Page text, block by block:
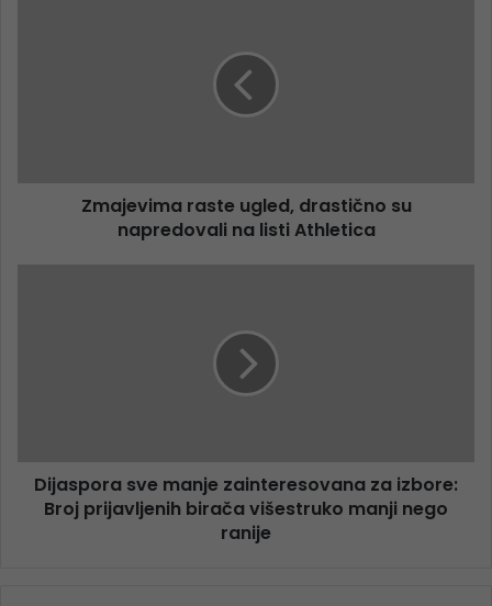
Zmajevima raste ugled, drastično su
napredovali na listi Athletica
Dijaspora sve manje zainteresovana za izbore:
Broj prijavljenih birača višestruko manji nego
ranije